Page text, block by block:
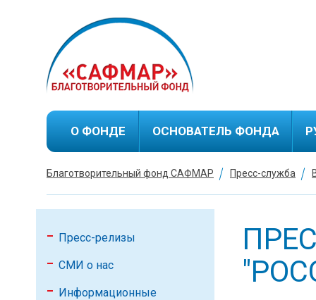
О ФОНДЕ ОСНОВАТЕЛЬ ФОНДА
Биография М.С.Гуцериева
деятельность М.С.Гуцериева
Благотворительный фонд САФМАР Пресс-служба
Пресс-релизы
СМИ о нас
Информационные